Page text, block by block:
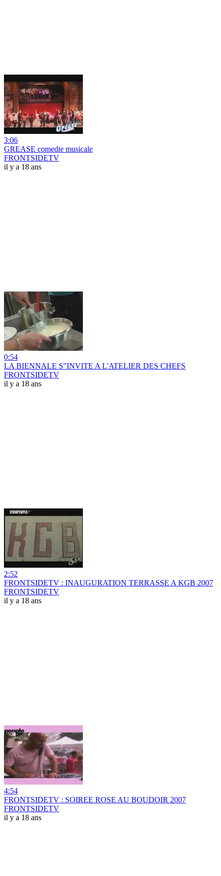
3:06
GREASE comedie musicale
FRONTSIDETV
il y a 18 ans
0:54
LA BIENNALE S"INVITE A L'ATELIER DES CHEFS
FRONTSIDETV
il y a 18 ans
2:52
FRONTSIDETV : INAUGURATION TERRASSE A KGB 2007
FRONTSIDETV
il y a 18 ans
4:54
FRONTSIDETV : SOIREE ROSE AU BOUDOIR 2007
FRONTSIDETV
il y a 18 ans